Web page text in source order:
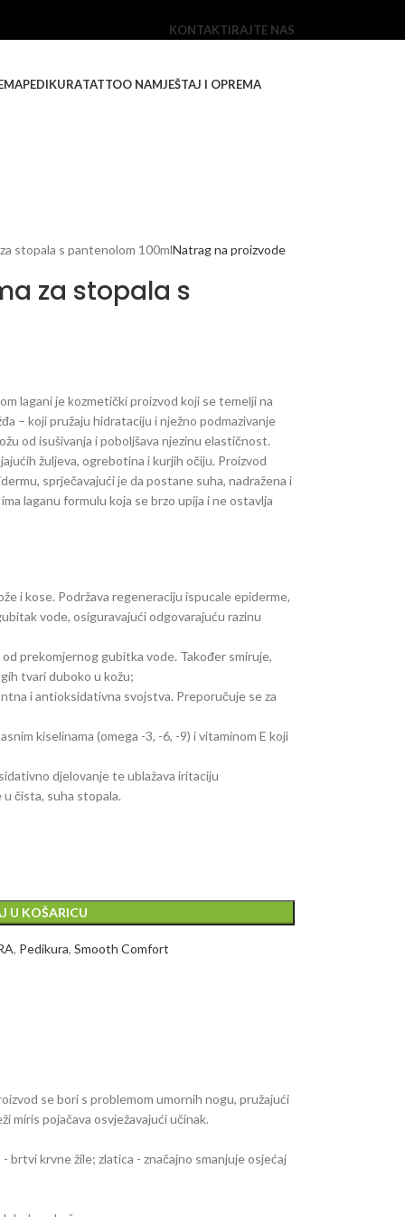
KONTAKTIRAJTE NAS
PEDIKURATATTOO NAMJEŠTAJ I OPREMA
stopala s pantenolom 100mlNatrag na proizvode
za stopala s
lagani je kozmetički proizvod koji se temelji na
– koji pružaju hidrataciju i nježno podmazivanje
od isušivanja i poboljšava njezinu elastičnost.
žuljeva, ogrebotina i kurjih očiju. Proizvod
sprječavajući je da postane suha, nadražena i
laganu formulu koja se brzo upija i ne ostavlja
i kose. Podržava regeneraciju ispucale epiderme,
vode, osiguravajući odgovarajuću razinu
prekomjernog gubitka vode. Također smiruje,
tvari duboko u kožu;
i antioksidativna svojstva. Preporučuje se za
kiselinama (omega -3, -6, -9) i vitaminom E koji
djelovanje te ublažava iritaciju
čista, suha stopala.
U KOŠARICU
, Pedikura, Smooth Comfort
se bori s problemom umornih nogu, pružajući
miris pojačava osvježavajući učinak.
krvne žile; zlatica - značajno smanjuje osjećaj